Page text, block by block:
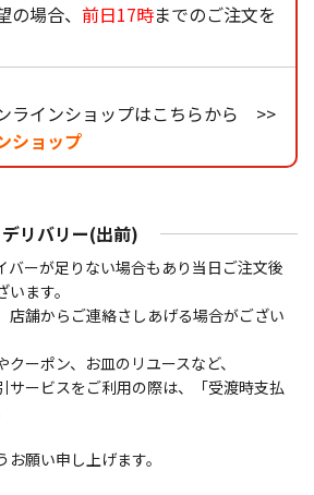
場合、 前日17時までのご注文を
ラインショップはこちらから >>
ショップ
デリバリー(出前)
バーが足りない場合もあり当日ご注文後
ます。
店舗からご連絡さしあげる場合がござい
クーポン、お皿のリユースなど、
ービスをご利用の際は、「受渡時支払
願い申し上げます。